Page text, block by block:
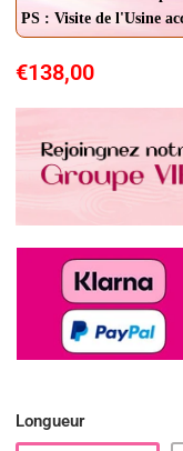
PS : Visite de l'Usine
€138,00
Longueur